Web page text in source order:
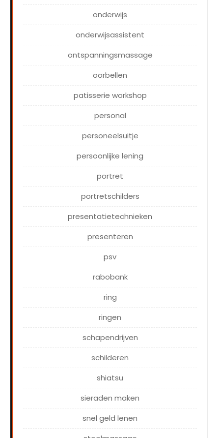
onderwijs
onderwijsassistent
ontspanningsmassage
oorbellen
patisserie workshop
personal
personeelsuitje
persoonlijke lening
portret
portretschilders
presentatietechnieken
presenteren
psv
rabobank
ring
ringen
schapendrijven
schilderen
shiatsu
sieraden maken
snel geld lenen